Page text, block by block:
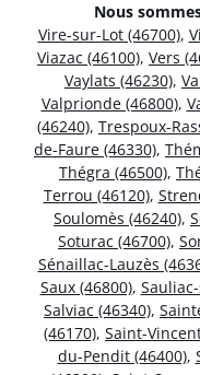
Nous
Vire-sur-Lot (46700),
Viazac (46100), Vers
Vaylats (46230),
Valprionde (46800),
(46240), Trespoux-
de-Faure (46330),
Thégra (46500),
Terrou (46120),
Soulomès (46240),
Soturac (46700),
Sénaillac-Lauzès
Saux (46800),
Salviac (46340),
(46170), Saint-
du-Pendit (46400),